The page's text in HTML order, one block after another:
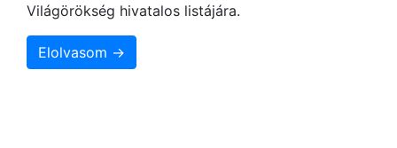
Világörökség hivatalos listájára.
Elolvasom →